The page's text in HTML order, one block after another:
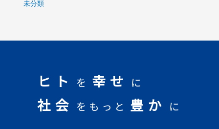
未分類
ヒト を 幸せ に
社会 をもっと 豊か に